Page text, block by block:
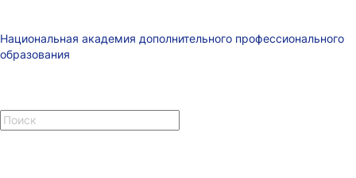
Национальная академия дополнительного профессионального
образования